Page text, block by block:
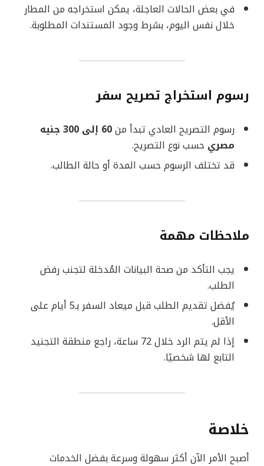
في بعض الحالات العاجلة، يمكن استخراجه من المطار
خلال نفس اليوم، بشرط وجود المستندات المطلوبة.
رسوم استخراج تصريح سفر
رسوم التصريح العادي تبدأ من
60 إلى 300 جنيه
مصري حسب نوع التصريح.
قد تختلف الرسوم حسب المدة أو حالة الطالب.
ملاحظات مهمة
يجب التأكد من صحة البيانات المُدخلة لتجنب رفض
الطلب.
يُفضل تقديم الطلب قبل ميعاد السفر بـ5 أيام على
الأقل.
إذا لم يتم الرد خلال 72 ساعة، راجع منطقة التجنيد
التابع لها شخصيًا.
خلاصة
أصبح الأمر الآن أكثر سهولة وسرعة بفضل الخدمات